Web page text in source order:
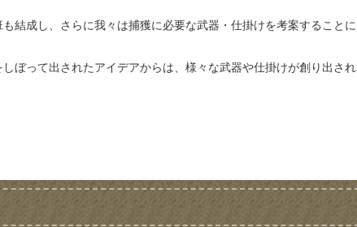
も結成し、さらに我々は捕獲に必要な武器・仕掛けを考案することに
しぼって出されたアイデアからは、様々な武器や仕掛けが創り出され